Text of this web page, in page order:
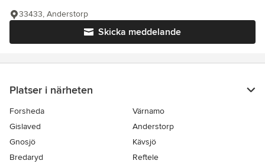
Skicka meddelande
33433, Anderstorp
Platser i närheten
Forsheda
Värnamo
Gislaved
Anderstorp
Gnosjö
Kävsjö
Bredaryd
Reftele